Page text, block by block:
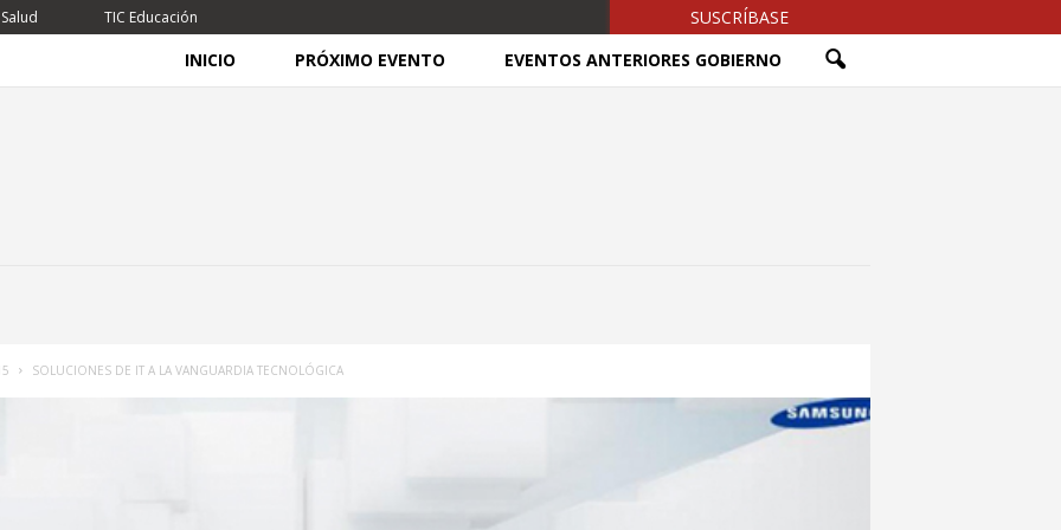
TIC Educación
SUSCRÍBASE
INICIO
PRÓXIMO EVENTO EVENTOS ANTERIORES GOBIERNO
SOLUCIONES DE IT A LA VANGUARDIA TECNOLÓGICA